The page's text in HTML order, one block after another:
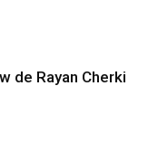
de Rayan Cherki